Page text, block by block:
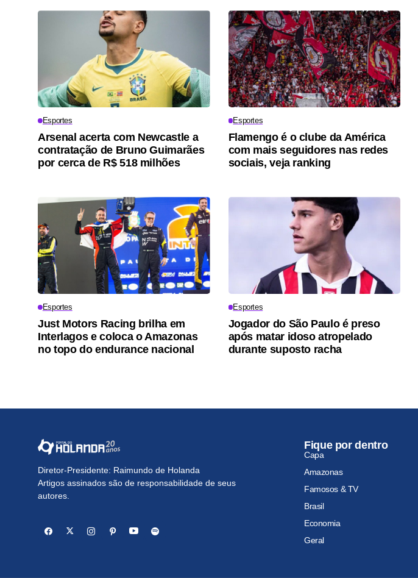
Esportes
Arsenal acerta com Newcastle a
contratação de Bruno Guimarães
por cerca de R$ 518 milhões
Esportes
Flamengo é o clube da América
com mais seguidores nas redes
sociais, veja ranking
Esportes
Just Motors Racing brilha em
Interlagos e coloca o Amazonas
no topo do endurance nacional
Esportes
Jogador do São Paulo é preso
após matar idoso atropelado
durante suposto racha
Diretor-Presidente: Raimundo de Holanda
Artigos assinados são de responsabilidade de seus
autores.
Fique por dentro
Capa
Amazonas
Famosos & TV
Brasil
Economia
Geral